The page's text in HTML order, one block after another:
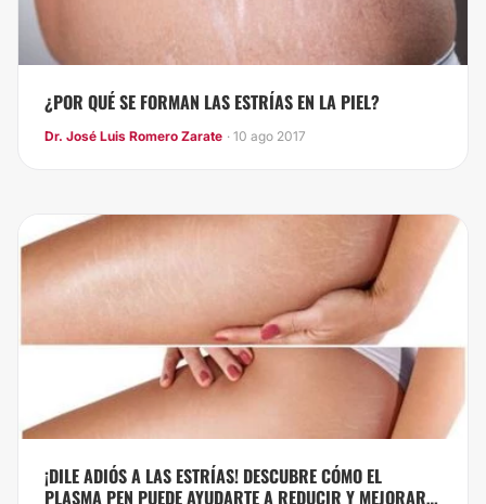
¿POR QUÉ SE FORMAN LAS ESTRÍAS EN LA PIEL?
Dr. José Luis Romero Zarate · 10 ago 2017
¡DILE ADIÓS A LAS ESTRÍAS! DESCUBRE CÓMO EL
PLASMA PEN PUEDE AYUDARTE A REDUCIR Y MEJORAR